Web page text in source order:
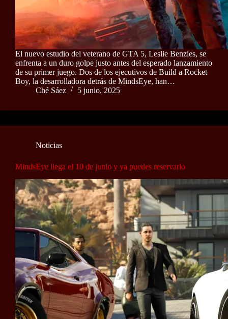
El nuevo estudio del veterano de GTA 5, Leslie Benzies, se
enfrenta a un duro golpe justo antes del esperado lanzamiento
de su primer juego. Dos de los ejecutivos de Build a Rocket
Boy, la desarrolladora detrás de MindsEye, han…
Ché Sáez
5 junio, 2025
Noticias
MindsEye llega el 10 de junio y ya puedes reservarlo